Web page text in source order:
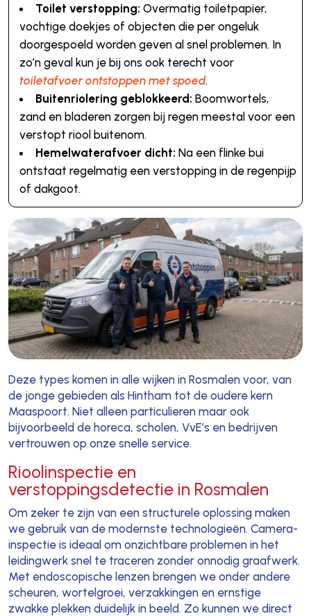
Toilet verstopping: Overmatig toiletpapier,
vochtige doekjes of objecten die per ongeluk
doorgespoeld worden geven al snel problemen. In
zo’n geval kun je bij ons ook terecht voor
toiletafvoer ontstoppen met spoed.
Buitenriolering geblokkeerd: Boomwortels,
zand en bladeren zorgen bij regen meestal voor een
verstopt riool buitenom.
Hemelwaterafvoer dicht: Na een flinke bui
ontstaat regelmatig een verstopping in de regenpijp
of dakgoot.
Deze types komen in alle wijken in Rosmalen voor, van
de jonge gebieden als Hintham tot de oudere kern
Maaspoort. Niet alleen particulieren maar ook
bijvoorbeeld de horeca, scholen, VvE’s en bedrijven
vertrouwen op onze snelle service.
Rioolinspectie en
verstoppingsdetectie in Rosmalen
Om zeker te zijn van een structurele oplossing maken
we gebruik van de modernste technologieën. Camera-
inspectie is ideaal om onzichtbare problemen in het
leidingwerk snel te traceren zonder onnodig graafwerk.
Met endoscopische lenzen brengen we onder andere
scheuren, wortelgroei, verzakkingen en ernstige
zwakke plekken duidelijk in beeld. Zo kunnen we direct